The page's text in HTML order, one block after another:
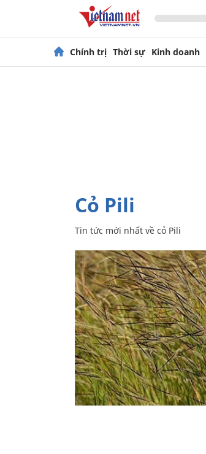
Chính trị Thời sự Kinh doanh
cỏ Pili
Tin tức mới nhất về cỏ Pili